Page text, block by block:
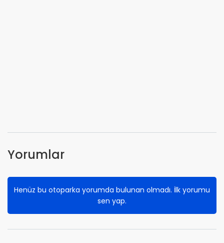
Yorumlar
Henüz bu otoparka yorumda bulunan olmadı. İlk yorumu
sen yap.